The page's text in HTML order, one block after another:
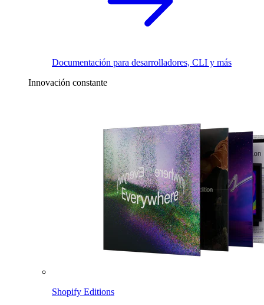
Documentación para desarrolladores, CLI y más
Innovación constante
Shopify Editions